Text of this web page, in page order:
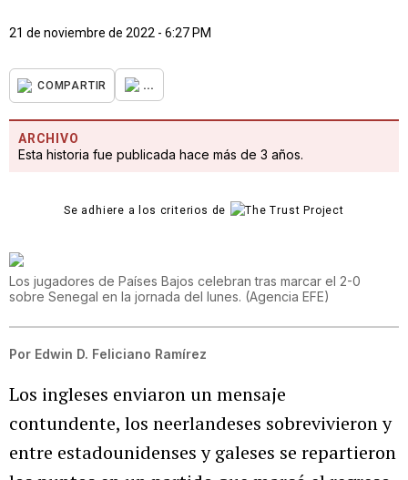
21 de noviembre de 2022 - 6:27 PM
COMPARTIR ...
ARCHIVO
Esta historia fue publicada hace más de 3 años.
Se adhiere a los criterios de
Los jugadores de Países Bajos celebran tras marcar el 2-0
sobre Senegal en la jornada del lunes. (Agencia EFE)
Por Edwin D. Feliciano Ramírez
Los ingleses enviaron un mensaje
contundente, los neerlandeses sobrevivieron y
entre estadounidenses y galeses se repartieron